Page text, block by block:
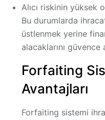
Alıcı riskinin yüksek
Bu durumlarda
üstlenmek yerine
alacaklarını güvence
Forfaiting
Avantajları
Forfaiting sistemi